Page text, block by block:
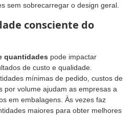
sem sobrecarregar o design geral.
consciente do
quantidades pode impactar
de custo e qualidade.
mínimas de pedido, custos de
por volume ajudam as empresas a
em embalagens. Às vezes faz
maiores para obter melhores